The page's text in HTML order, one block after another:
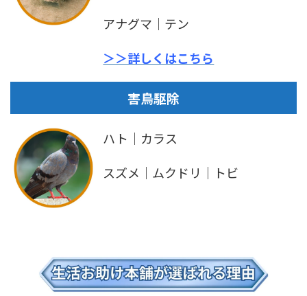
アナグマ｜テン
＞＞詳しくはこちら
害鳥駆除
ハト｜カラス
スズメ｜ムクドリ｜トビ